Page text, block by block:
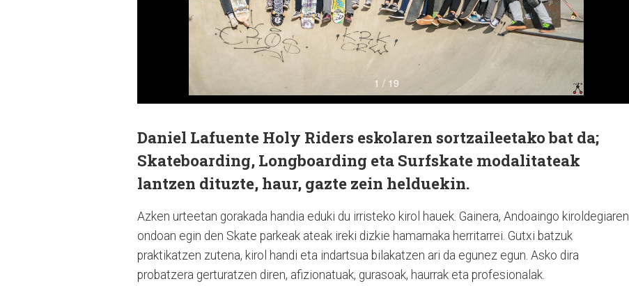
Daniel Lafuente Holy Riders eskolaren sortzaileetako bat da;
Skateboarding, Longboarding eta Surfskate modalitateak
lantzen dituzte, haur, gazte zein helduekin.
Azken urteetan gorakada handia eduki du irristeko kirol hauek. Gainera, Andoaingo kiroldegiaren
ondoan egin den Skate parkeak ateak ireki dizkie hamarnaka herritarrei. Gutxi batzuk
praktikatzen zutena, kirol handi eta indartsua bilakatzen ari da egunez egun. Asko dira
probatzera gerturatzen diren, afizionatuak, gurasoak, haurrak eta profesionalak.